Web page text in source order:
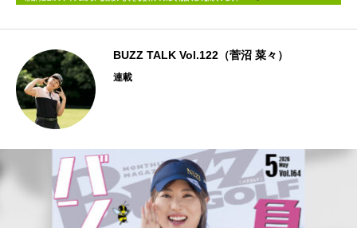
BUZZ TALK Vol.122（菅沼 菜々）
連載